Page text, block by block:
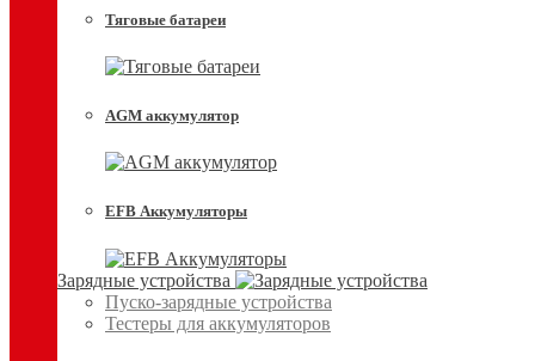
Тяговые батареи
AGM аккумулятор
EFB Аккумуляторы
Зарядные устройства
Пуско-зарядные устройства
Тестеры для аккумуляторов